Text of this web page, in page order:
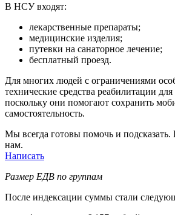
В НСУ входят:
лекарственные препараты;
медицинские изделия;
путевки на санаторное лечение;
бесплатный проезд.
Для многих людей с ограничениями
технические средства реабилитации
поскольку они помогают сохранить
самостоятельность.
Мы всегда готовы помочь и
нам.
Написать
Размер ЕДВ по группам
После индексации суммы стали